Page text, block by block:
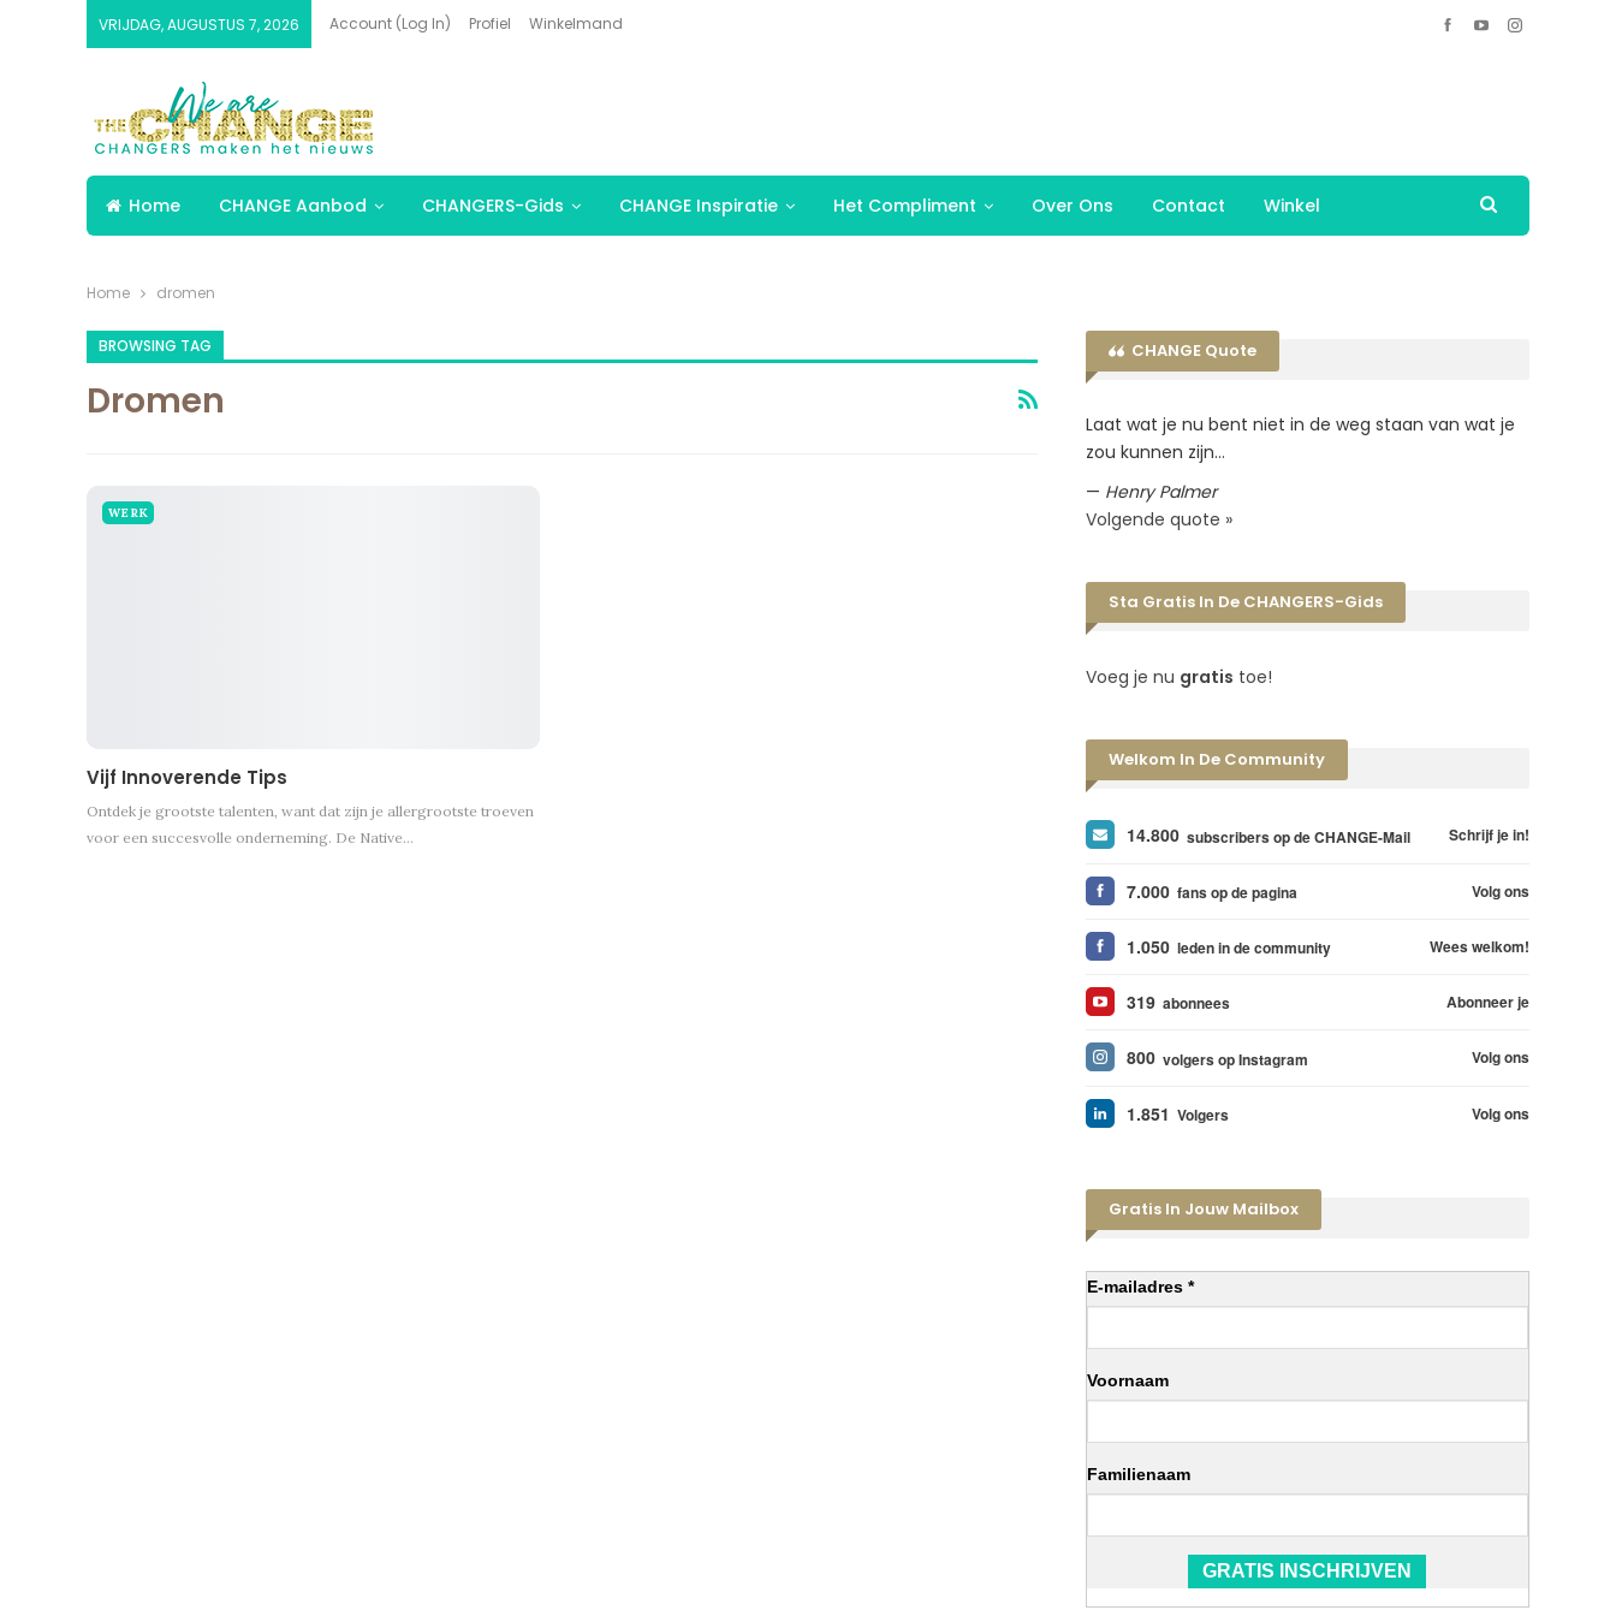
VRIJDAG, AUGUSTUS 7, 2026 Account (Log In) Profiel Winkelmand
Home CHANGE Aanbod CHANGERS-Gids CHANGE Inspiratie Het Compliment Over Ons Contact Winkel
Home dromen
BROWSING TAG
Dromen
WERK
Vijf Innoverende Tips
Ontdek je grootste talenten, want dat zijn je allergrootste troeven
voor een succesvolle onderneming. De Native…
CHANGE Quote
Laat wat je nu bent niet in de weg staan van wat je
zou kunnen zijn…
— Henry Palmer
Volgende quote »
Sta Gratis In De CHANGERS-Gids
Voeg je nu gratis toe!
Welkom In De Community
14.800 subscribers op de CHANGE-Mail Schrijf je in!
7.000 fans op de pagina Volg ons
1.050 leden in de community Wees welkom!
319 abonnees Abonneer je
800 volgers op Instagram Volg ons
1.851 Volgers Volg ons
Gratis In Jouw Mailbox
E-mailadres *
Voornaam
Familienaam
GRATIS INSCHRIJVEN